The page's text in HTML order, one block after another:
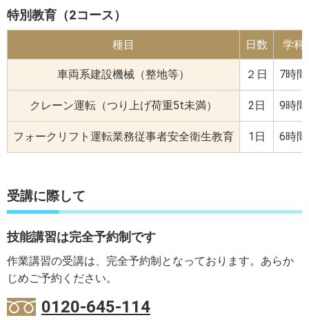
特別教育（2コース）
種目 日数 学科
車両系建設機械（整地等） ２日 7時間
クレーン運転 （つり上げ荷重5t未満） 2日 9時間
フォークリフト 運転業務従事者安全衛生教育 1日 6時間
受講に際して
技能講習は完全予約制です
作業講習の受講は、完全予約制となっております。あらか
じめご予約ください。
0120-645-114